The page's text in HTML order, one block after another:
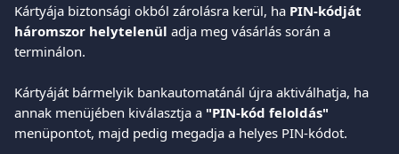
Kártyája biztonsági okból zárolásra kerül, ha PIN-kódját
háromszor helytelenül adja meg vásárlás során a
terminálon.
Kártyáját bármelyik bankautomatánál újra aktiválhatja, ha
annak menüjében kiválasztja a "PIN-kód feloldás"
menüpontot, majd pedig megadja a helyes PIN-kódot.